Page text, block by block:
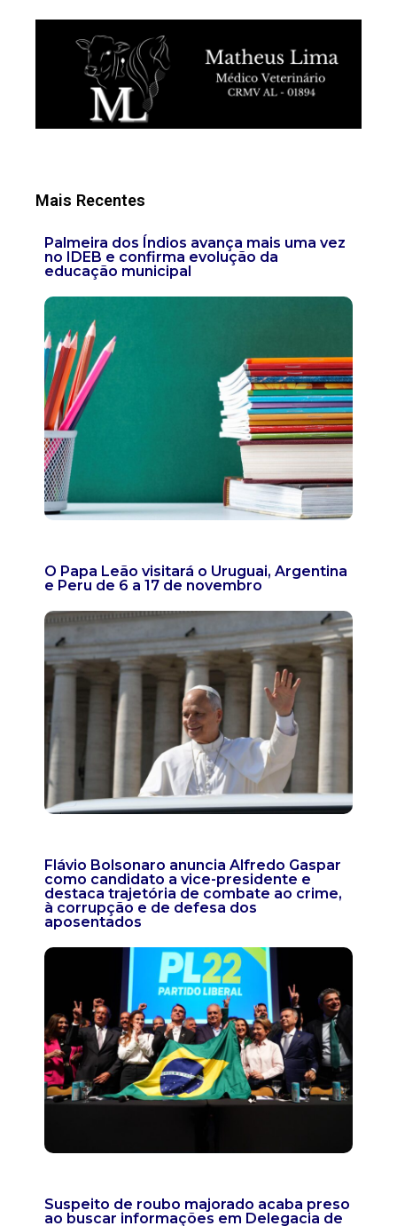
Mais Recentes
Palmeira dos Índios avança mais uma vez
no IDEB e confirma evolução da
educação municipal
O Papa Leão visitará o Uruguai, Argentina
e Peru de 6 a 17 de novembro
Flávio Bolsonaro anuncia Alfredo Gaspar
como candidato a vice-presidente e
destaca trajetória de combate ao crime,
à corrupção e de defesa dos
aposentados
Suspeito de roubo majorado acaba preso
ao buscar informações em Delegacia de